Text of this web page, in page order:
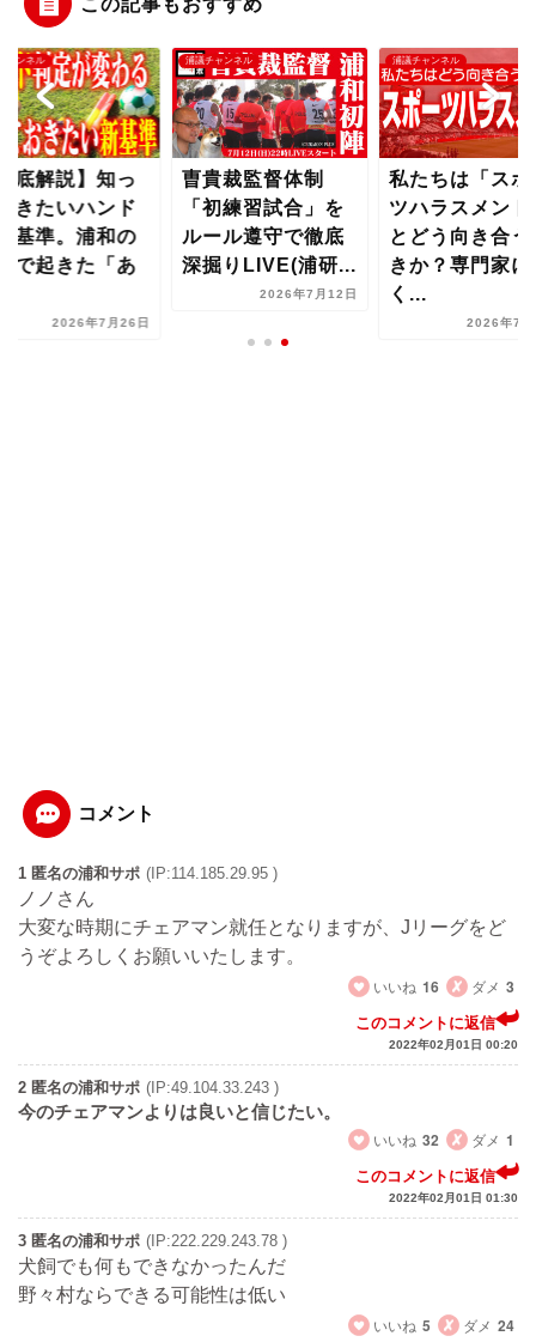
この記事もおすすめ
ャンネル
底解説】知っ
きたいハンド
基準。浦和の
で起きた「あ
2026年7月26日
浦議チャンネル
曺貴裁監督体制
「初練習試合」を
ルール遵守で徹底
深掘りLIVE(浦研...
2026年7月12日
浦議チャンネル
私たちは「スポ
ツハラスメント
とどう向き合う
きか？専門家に
く...
2026年7
コメント
1 匿名の浦和サポ (IP:114.185.29.95 )
ノノさん
大変な時期にチェアマン就任となりますが、Jリーグをど
うぞよろしくお願いいたします。
いいね 16 ダメ 3
このコメントに返信
2022年02月01日 00:20
2 匿名の浦和サポ (IP:49.104.33.243 )
今のチェアマンよりは良いと信じたい。
いいね 32 ダメ 1
このコメントに返信
2022年02月01日 01:30
3 匿名の浦和サポ (IP:222.229.243.78 )
犬飼でも何もできなかったんだ
野々村ならできる可能性は低い
いいね 5 ダメ 24